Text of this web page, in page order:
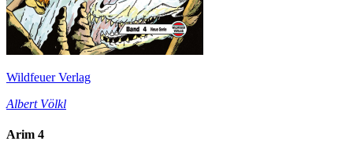
Wildfeuer Verlag
Albert Völkl
Arim 4